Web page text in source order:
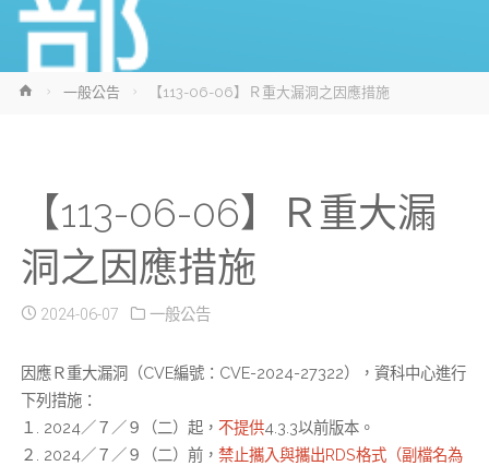
Home一般公告 【113-06-06】Ｒ重大漏洞之因應措施
【113-06-06】Ｒ重大漏
洞之因應措施
2024-06-07 一般公告
因應Ｒ重大漏洞（CVE編號：CVE-2024-27322），資科中心進行
下列措施：
１. 2024／７／９（二）起， 不提供4.3.3以前版本。
２. 2024／７／９（二）前， 禁止攜入與攜出RDS格式（副檔名為